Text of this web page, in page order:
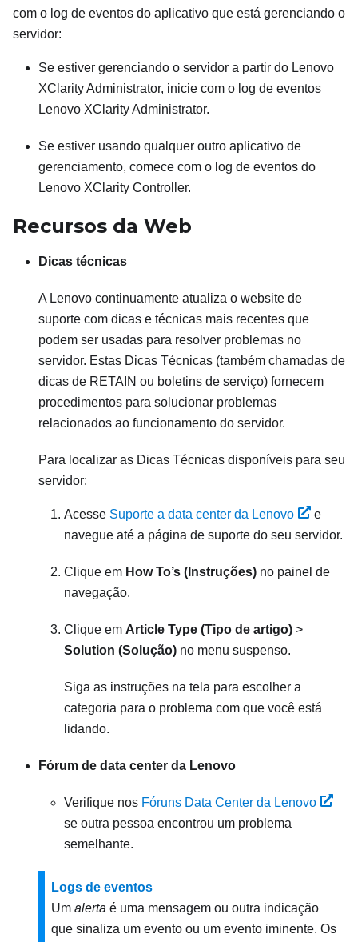
com o log de eventos do aplicativo que está gerenciando o
servidor:
Se estiver gerenciando o servidor a partir do Lenovo
XClarity Administrator, inicie com o log de eventos
Lenovo XClarity Administrator.
Se estiver usando qualquer outro aplicativo de
gerenciamento, comece com o log de eventos do
Lenovo XClarity Controller.
Recursos da Web
Dicas técnicas
A Lenovo continuamente atualiza o website de
suporte com dicas e técnicas mais recentes que
podem ser usadas para resolver problemas no
servidor. Estas Dicas Técnicas (também chamadas de
dicas de RETAIN ou boletins de serviço) fornecem
procedimentos para solucionar problemas
relacionados ao funcionamento do servidor.
Para localizar as Dicas Técnicas disponíveis para seu
servidor:
Acesse Suporte a data center da Lenovo
e
navegue até a página de suporte do seu servidor.
Clique em How To’s (Instruções) no painel de
navegação.
Clique em Article Type (Tipo de artigo) >
Solution (Solução) no menu suspenso.
Siga as instruções na tela para escolher a
categoria para o problema com que você está
lidando.
Fórum de data center da Lenovo
Verifique nos Fóruns Data Center da Lenovo
se outra pessoa encontrou um problema
semelhante.
Logs de eventos
Um alerta é uma mensagem ou outra indicação
que sinaliza um evento ou um evento iminente. Os